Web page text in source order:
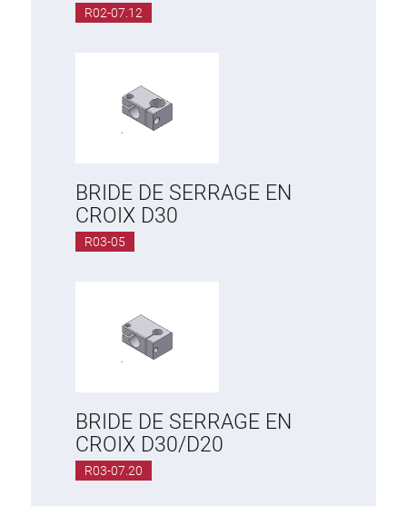
R02-07.12
BRIDE DE SERRAGE EN
CROIX D30
R03-05
BRIDE DE SERRAGE EN
CROIX D30/D20
R03-07.20